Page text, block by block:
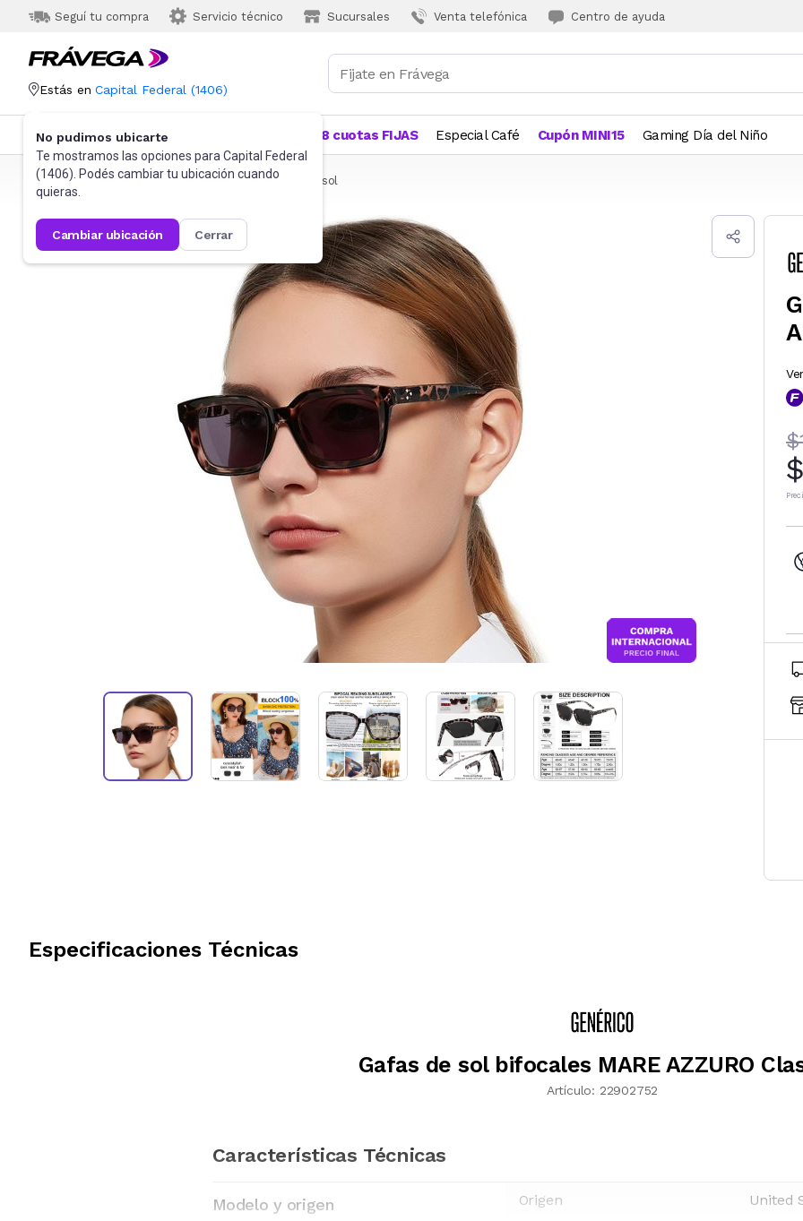
Seguí tu compra Servicio técnico Sucursales Venta telefónica Centro de ayuda
Estás en Capital Federal (1406)
No pudimos ubicarte
Te mostramos las opciones para Capital Federal
(1406). Podés cambiar tu ubicación cuando
quieras.
cambiar ubicación cerrar
Categorías Más Vendidos 18 cuotas FIJAS Especial Café Cupón MINI15 Gaming Día del Niño
Frávega Indumentaria Accesorios Anteojos de sol
Especificaciones Técnicas
Gafas de sol bifocales MARE AZZURO
Artículo: 22902752
Características Técnicas
Modelo y origen Origen United